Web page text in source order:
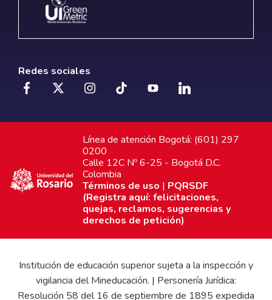
Redes sociales
Línea de atención Bogotá: (601) 297
0200
Calle 12C Nº 6-25 - Bogotá D.C.
Colombia
Términos de uso | PQRSDF
(Registra aquí: felicitaciones,
quejas, reclamos, sugerencias y
derechos de petición)
Institución de educación superior sujeta a la inspección y
vigilancia del Mineducación. | Personería Jurídica:
Resolución 58 del 16 de septiembre de 1895 expedida